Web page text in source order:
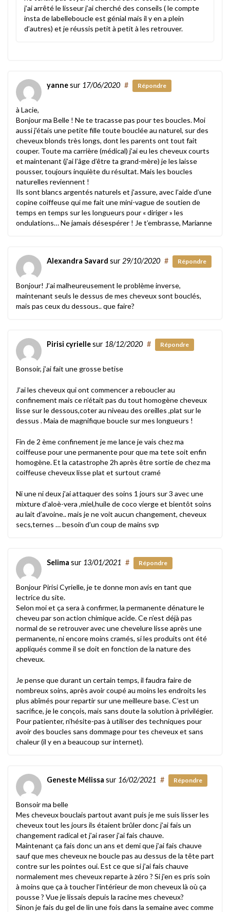
j’ai arrêté le lisseur j’ai cherché des conseils ( le compte
insta de labelleboucle est génial mais il y en a plein
d’autres) et je réussis petit à petit à les retrouver.
yannesur 17/06/2020 # Répondre
à Lacie,
Bonjour ma Belle ! Ne te tracasse pas pour tes boucles. Moi
aussi j’étais une petite fille toute bouclée au naturel, sur des
cheveux blonds très longs, dont les parents ont tout fait
couper. Toute ma carrière (médical) j’ai eu les cheveux courts
et maintenant (j’ai l’âge d’être ta grand-mère) je les laisse
pousser, toujours inquiète du résultat. Mais les boucles
naturelles reviennent !
Ils sont blancs argentés naturels et j’assure, avec l’aide d’une
copine coiffeuse qui me fait une mini-vague de soutien de
temps en temps sur les longueurs pour « diriger » les
ondulations… Ne jamais désespérer ! Je t’embrasse, Marianne
Alexandra Savard sur 29/10/2020 # Répondre
Bonjour! J’ai malheureusement le problème inverse,
maintenant seuls le dessus de mes cheveux sont bouclés,
mais pas ceux du dessous.. que faire?
Pirisi cyriellesur 18/12/2020 # Répondre
Bonsoir, j’ai fait une grosse betise
J’ai les cheveux qui ont commencer a reboucler au
confinement mais ce n’était pas du tout homogène cheveux
lisse sur le dessous,coter au niveau des oreilles ,plat sur le
dessus . Maia de magnifique boucle sur mes longueurs !
Fin de 2 ème confinement je me lance je vais chez ma
coiffeuse pour une permanente pour que ma tete soit enfin
homogène. Et la catastrophe 2h après être sortie de chez ma
coiffeuse cheveux lisse plat et surtout cramé
Ni une ni deux j’ai attaquer des soins 1 jours sur 3 avec une
mixture d’aloè-vera ,miel,huile de coco vierge et bientôt soins
au lait d’avoine.. mais je ne voit aucun changement, cheveux
secs,ternes … besoin d’un coup de mains svp
Selima sur 13/01/2021 # Répondre
Bonjour Pirisi Cyrielle, je te donne mon avis en tant que
lectrice du site.
Selon moi et ça sera à confirmer, la permanente dénature le
cheveu par son action chimique acide. Ce n’est déjà pas
normal de se retrouver avec une chevelure lisse après une
permanente, ni encore moins cramés, si les produits ont été
appliqués comme il se doit en fonction de la nature des
cheveux.
Je pense que durant un certain temps, il faudra faire de
nombreux soins, après avoir coupé au moins les endroits les
plus abîmés pour repartir sur une meilleure base. C’est un
sacrifice, je le conçois, mais sans doute la solution à privilégier.
Pour patienter, n’hésite-pas à utiliser des techniques pour
avoir des boucles sans dommage pour tes cheveux et sans
chaleur (il y en a beaucoup sur internet).
Geneste Mélissa sur 16/02/2021 # Répondre
Bonsoir ma belle
Mes cheveux bouclais partout avant puis je me suis lisser les
cheveux tout les jours ils étaient brûler donc j’ai fais un
changement radical et j’ai raser j’ai fais chauve.
Maintenant ça fais donc un ans et demi que j’ai fais chauve
sauf que mes cheveux ne boucle pas au dessus de la tête part
contre sur les pointes oui. Est ce que si j’ai fais chauve
normalement mes cheveux reparte à zéro ? Si j’en es pris soin
à moins que ça à toucher l’intérieur de mon cheveux là où ça
pousse ? Vue je lissais depuis la racine mes cheveux?
Sinon je fais du gel de lin une fois dans la semaine avec comme